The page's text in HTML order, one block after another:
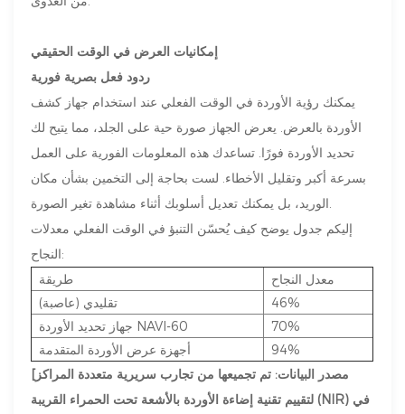
إمكانيات العرض في الوقت الحقيقي
ردود فعل بصرية فورية
يمكنك رؤية الأوردة في الوقت الفعلي عند استخدام جهاز كشف
الأوردة بالعرض. يعرض الجهاز صورة حية على الجلد، مما يتيح لك
تحديد الأوردة فورًا. تساعدك هذه المعلومات الفورية على العمل
بسرعة أكبر وتقليل الأخطاء. لست بحاجة إلى التخمين بشأن مكان
إليكم جدول يوضح كيف يُحسّن التنبؤ في الوقت الفعلي معدلات
النجاح:
طريقة
معدل النجاح
تقليدي (عاصبة)
46%
جهاز تحديد الأوردة NAVI-60
70%
أجهزة عرض الأوردة المتقدمة
94%
[مصدر البيانات: تم تجميعها من تجارب سريرية متعددة المراكز
لتقييم تقنية إضاءة الأوردة بالأشعة تحت الحمراء القريبة (NIR) في